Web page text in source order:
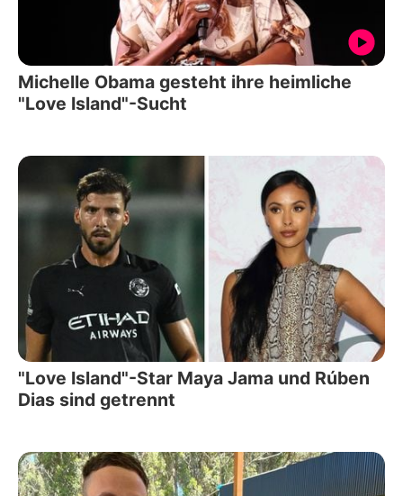
Michelle Obama gesteht ihre heimliche
"Love Island"-Sucht
"Love Island"-Star Maya Jama und Rúben
Dias sind getrennt